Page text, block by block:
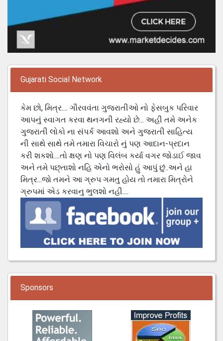
Gujarati Social Network
કેમ છો, મિત્ર.... ગૌરવવંતા ગુજરાતીઓ નો ફેસબુક પરિવાર
આપનું સ્વાગત કરવા થનગની રહ્યો છે... અહી તમે અનેક
ગુજરાતી લોકો ના સંપર્ક આવશો અને ગુજરાતી સાહિત્ય
ની સાથે સાથે તમે તમારા વિચારો નું પણ આદાન-પ્રદાન
કરી શકશો....તો ક્ષણ નો પણ વિલંબ કર્યા વગર જોડાઈ જાવ
અને તમે પછ્તાશો નહિ એનો ભરોસો હું આપું છું..અને હા
મિત્ર...જો તમને આ ગ્રુપ ગમતુ હોય તો તમારા મિત્રોને
ગ્રુપમાં એડ કરવાનુ ભુલશો નહી....
Sponsors